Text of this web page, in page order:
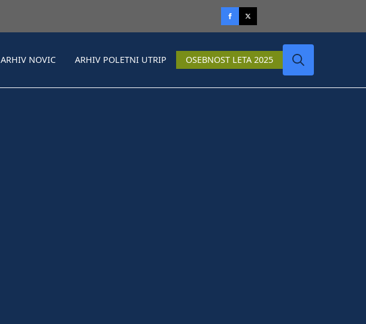
ARHIV NOVIC ARHIV POLETNI UTRIP OSEBNOST LETA 2025